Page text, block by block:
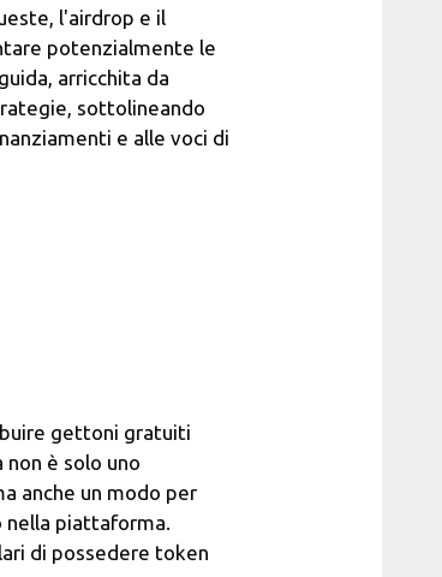
l'airdrop e il
potenzialmente le
arricchita da
sottolineando
e alle voci di
gettoni gratuiti
è solo uno
anche un modo per
piattaforma.
di possedere token